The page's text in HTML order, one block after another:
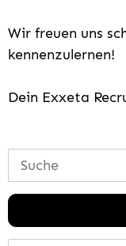
Wir freuen uns
kennenzulernen!
Dein Exxeta